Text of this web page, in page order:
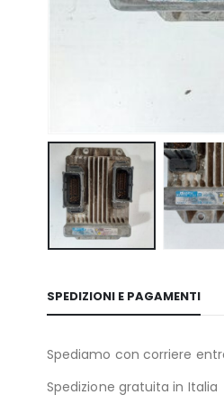
SPEDIZIONI E PAGAMENTI
Spediamo con corriere
Spedizione gratuita in Italia